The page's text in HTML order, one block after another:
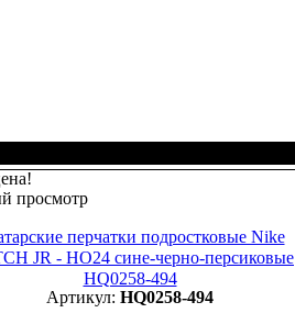
просмотр
перчатки подростковые Nike
JR - HO24 сине-черно-персиковые
HQ0258-494
HQ0258-494